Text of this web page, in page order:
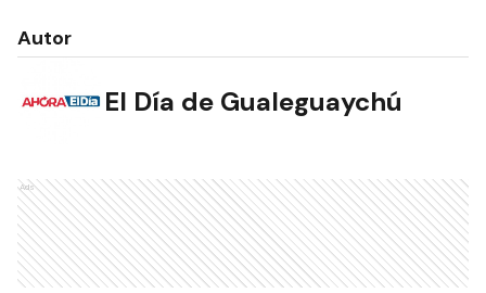
Autor
El Día de Gualeguaychú
Ads